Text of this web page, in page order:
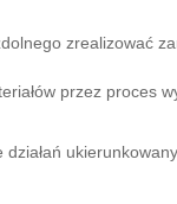
zrealizować
przez proces